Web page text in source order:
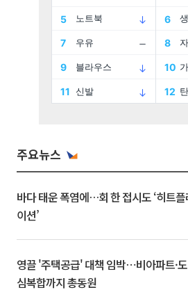
주요뉴스
바다 태운 폭염에…회 한 접시도 ‘히트플
이션’
영끌 '주택공급' 대책 임박⋯비아파트·도
심복합까지 총동원